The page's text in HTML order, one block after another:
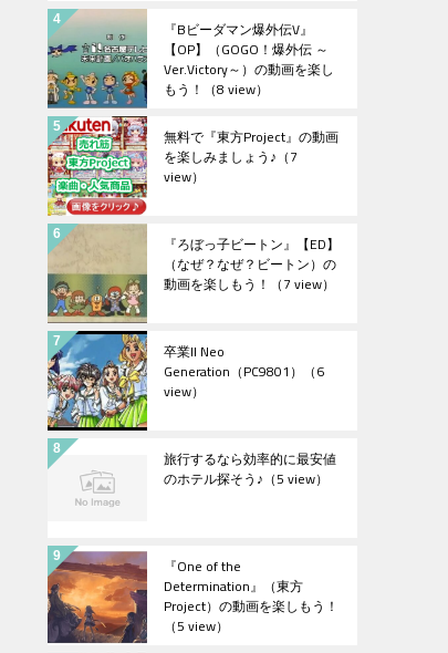
『Bビーダマン爆外伝V』
【OP】（GOGO！爆外伝 ～
Ver.Victory～）の動画を楽し
もう！ （8 view）
無料で『東方Project』の動画
を楽しみましょう♪ （7
view）
『ろぼっ子ビートン』【ED】
（なぜ？なぜ？ビートン）の
動画を楽しもう！ （7 view）
卒業II Neo
Generation（PC9801） （6
view）
旅行するなら効率的に最安値
のホテル探そう♪ （5 view）
『One of the
Determination』（東方
Project）の動画を楽しもう！
（5 view）